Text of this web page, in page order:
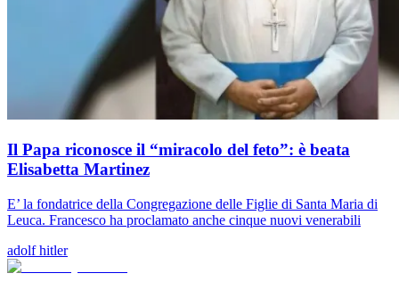
Il Papa riconosce il “miracolo del feto”: è beata
Elisabetta Martinez
E’ la fondatrice della Congregazione delle Figlie di Santa Maria di
Leuca. Francesco ha proclamato anche cinque nuovi venerabili
adolf hitler